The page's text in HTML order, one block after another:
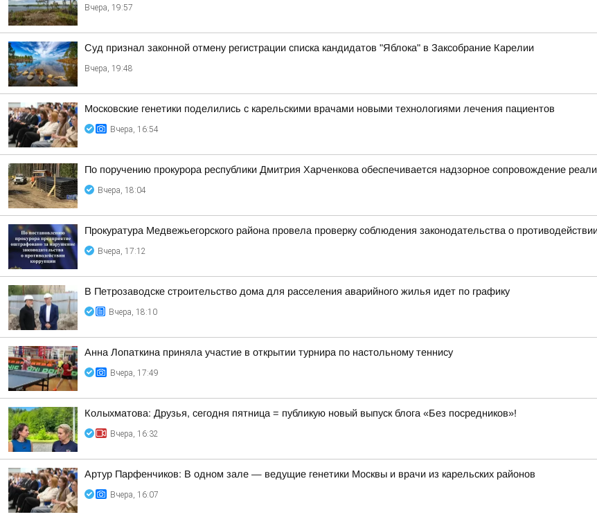
Вчера, 19:57
Суд признал законной отмену регистрации списка кандидатов "Яблока" в Заксобрание Карелии
Вчера, 19:48
Московские генетики поделились с карельскими врачами новыми технологиями лечения пациентов
Вчера, 16:54
По поручению прокурора республики Дмитрия Харченкова обеспечивается надзорное сопровождение
Вчера, 18:04
Прокуратура Медвежьегорского района провела проверку соблюдения законодательства о
Вчера, 17:12
В Петрозаводске строительство дома для расселения аварийного жилья идет по графику
Вчера, 18:10
Анна Лопаткина приняла участие в открытии турнира по настольному теннису
Вчера, 17:49
Колыхматова: Друзья, сегодня пятница = публикую новый выпуск блога «Без посредников»!
Вчера, 16:32
Артур Парфенчиков: В одном зале — ведущие генетики Москвы и врачи из карельских районов
Вчера, 16:07